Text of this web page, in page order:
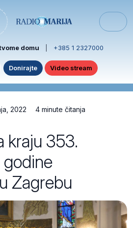
domu +385 1 2327000
Donirajte Video stream
2022 4 minute čitanja
kraju 353.
godine
Zagrebu